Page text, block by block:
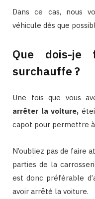
Dans ce cas, nous
véhicule dès que
Que dois-
surchauffe ?
Une fois que vous
arrêter la voiture,
capot pour permettre
N’oubliez pas de faire
parties de la
est donc préférable
avoir arrêté la voiture.